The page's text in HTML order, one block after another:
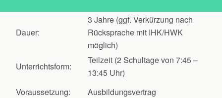
Dauer:
3 Jahre (ggf. Verkürzung nach
Rücksprache mit IHK/HWK
möglich)
Unterrichtsform:
Teilzeit (2 Schultage von 7:45 –
13:45 Uhr)
Voraussetzung:
Ausbildungsvertrag